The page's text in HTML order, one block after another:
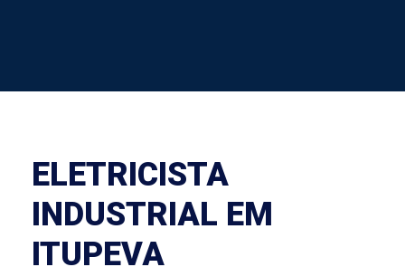
ELETRICISTA
INDUSTRIAL EM
ITUPEVA